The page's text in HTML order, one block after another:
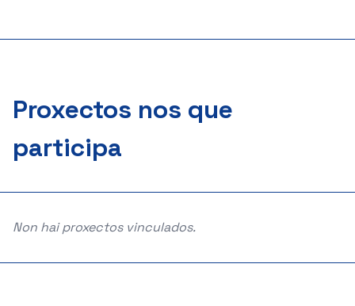
Proxectos nos que
participa
Non hai proxectos vinculados.